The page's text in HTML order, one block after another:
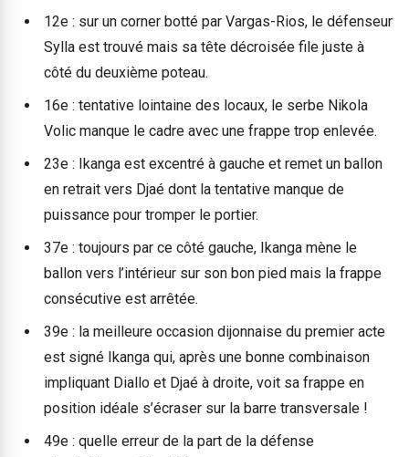
12e : sur un corner botté par Vargas-Rios, le défenseur
Sylla est trouvé mais sa tête décroisée file juste à
côté du deuxième poteau.
16e : tentative lointaine des locaux, le serbe Nikola
Volic manque le cadre avec une frappe trop enlevée.
23e : Ikanga est excentré à gauche et remet un ballon
en retrait vers Djaé dont la tentative manque de
puissance pour tromper le portier.
37e : toujours par ce côté gauche, Ikanga mène le
ballon vers l’intérieur sur son bon pied mais la frappe
consécutive est arrêtée.
39e : la meilleure occasion dijonnaise du premier acte
est signé Ikanga qui, après une bonne combinaison
impliquant Diallo et Djaé à droite, voit sa frappe en
position idéale s’écraser sur la barre transversale !
49e : quelle erreur de la part de la défense